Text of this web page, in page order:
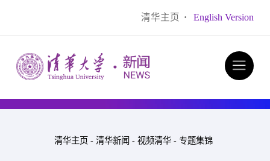
清华主页 · English Version
清华主页 - 清华新闻 - 视频清华- 专题集锦